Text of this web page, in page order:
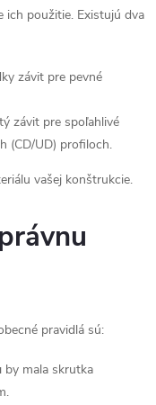
ich použitie. Existujú dva
závit pre pevné
závit pre spoľahlivé
(CD/UD) profiloch.
vašej konštrukcie.
pravidlá sú:
by mala skrutka